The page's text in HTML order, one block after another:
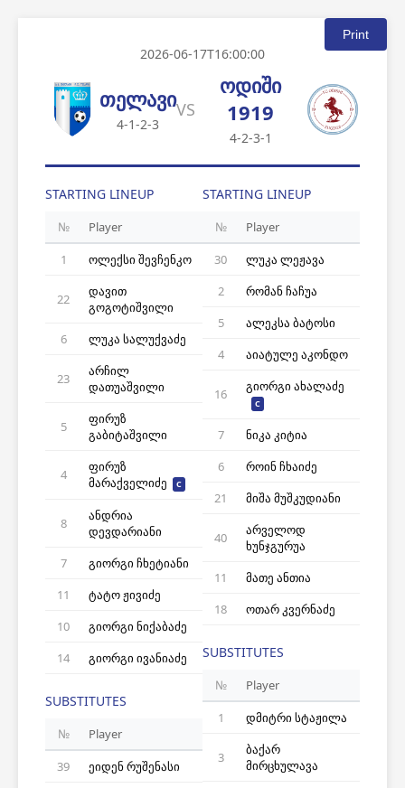
Print
2026-06-17T16:00:00
თელავი
4-1-2-3
VS
ოდიში
1919
4-2-3-1
STARTING LINEUP
№
Player
1
ოლექსი შევჩენკო
22
დავით
გოგოტიშვილი
6
ლუკა სალუქვაძე
23
არჩილ
დათუაშვილი
5
ფირუზ
გაბიტაშვილი
4
ფირუზ
მარაქველიძე
C
8
ანდრია
დევდარიანი
7
გიორგი ჩხეტიანი
11
ტატო ჟივიძე
10
გიორგი ნიქაბაძე
14
გიორგი ივანიაძე
SUBSTITUTES
№
Player
39
ეიდენ რუშენასი
STARTING LINEUP
№
Player
30
ლუკა ლეჟავა
2
რომან ჩაჩუა
5
ალეკსა ბატოსი
4
აიატულე აკონდო
16 გიორგი ახალაძე
C
7
ნიკა კიტია
6
როინ ჩხაიძე
21
მიშა მუშკუდიანი
40
არველოდ
ხუნჯგურუა
11
მათე ანთია
18
ოთარ კვერნაძე
SUBSTITUTES
№
Player
1
დმიტრი სტაჟილა
3
ბაქარ
მირცხულავა